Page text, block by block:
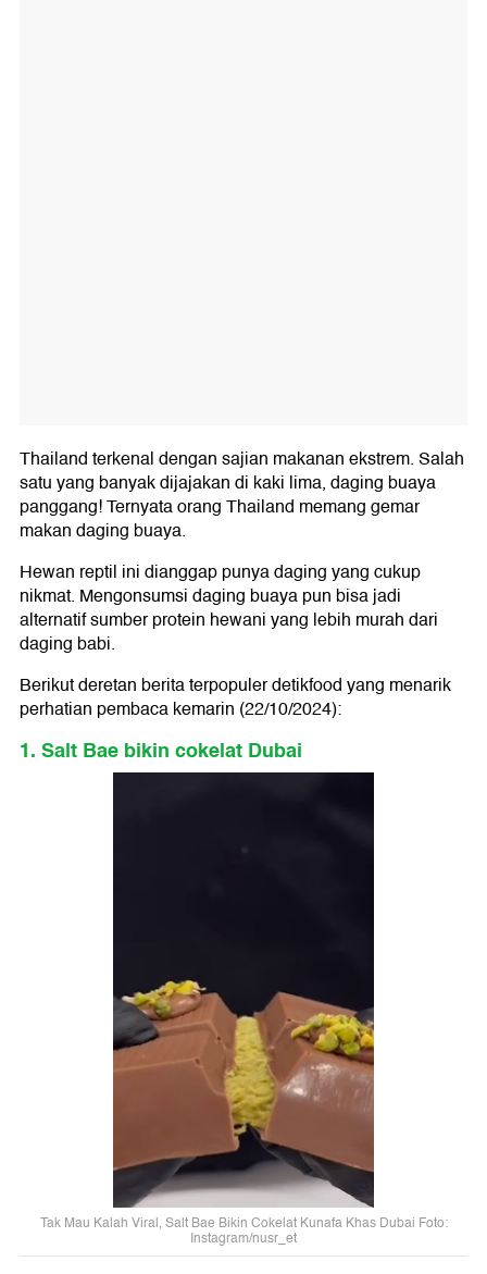
Thailand terkenal dengan sajian makanan ekstrem. Salah
satu yang banyak dijajakan di kaki lima, daging buaya
panggang! Ternyata orang Thailand memang gemar
makan daging buaya.
Hewan reptil ini dianggap punya daging yang cukup
nikmat. Mengonsumsi daging buaya pun bisa jadi
alternatif sumber protein hewani yang lebih murah dari
daging babi.
Berikut deretan berita terpopuler detikfood yang menarik
perhatian pembaca kemarin (22/10/2024):
1. Salt Bae bikin cokelat Dubai
Tak Mau Kalah Viral, Salt Bae Bikin Cokelat Kunafa Khas Dubai Foto:
Instagram/nusr_et